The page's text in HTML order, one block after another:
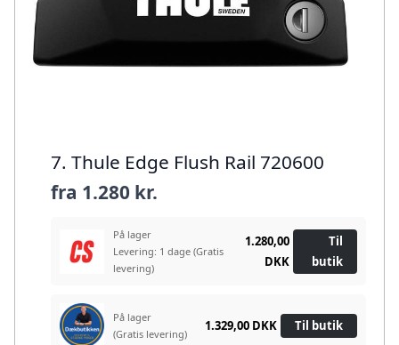
7. Thule Edge Flush Rail 720600
fra 1.280 kr.
På lager
Levering: 1 dage (Gratis
levering)
1.280,00
DKK
Til
butik
På lager
(Gratis levering)
1.329,00 DKK Til butik